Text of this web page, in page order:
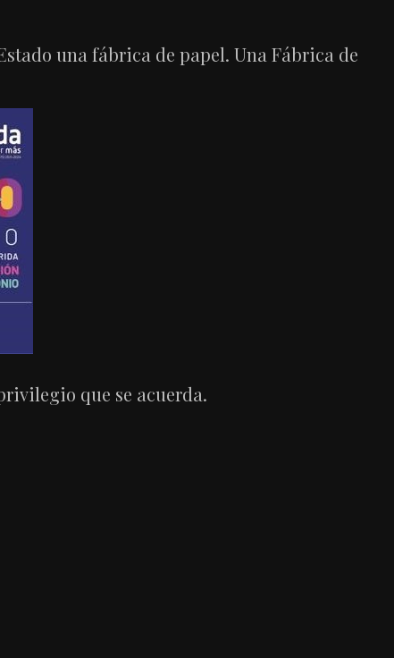
una fábrica de papel. Una Fábrica de
que se acuerda.